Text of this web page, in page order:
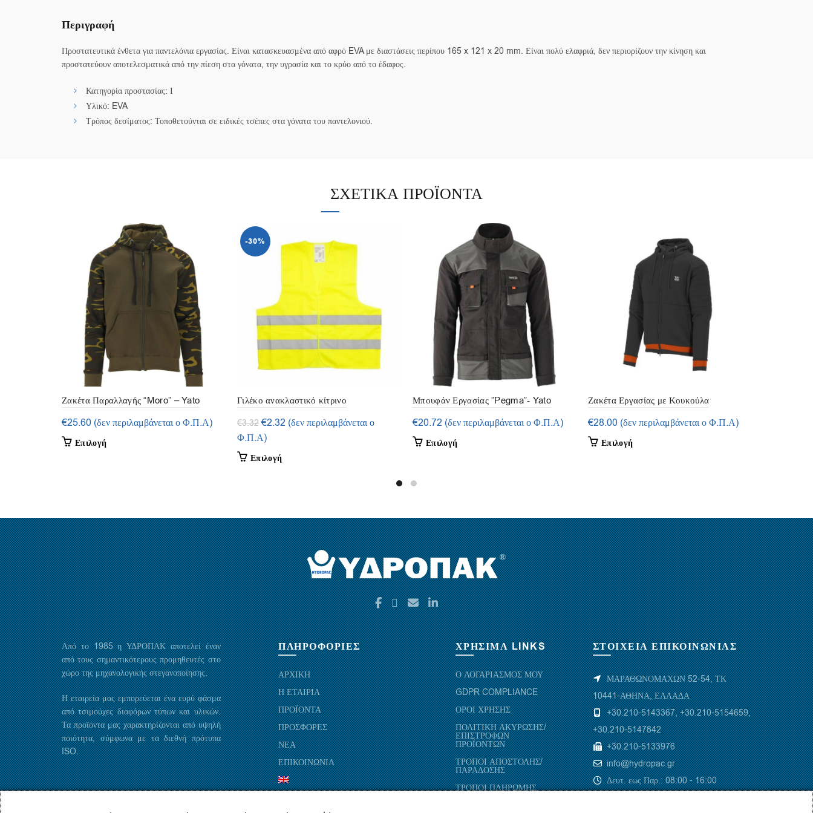
Περιγραφή
Προστατευτικά ένθετα για παντελόνια εργασίας. Είναι κατασκευασμένα από αφρό EVA με διαστάσεις περίπου 165 x 121 x 20 mm. Είναι πολύ ελαφριά, δεν περιορίζουν την κίνηση και
προστατεύουν αποτελεσματικά από την πίεση στα γόνατα, την υγρασία και το κρύο από το έδαφος.
Κατηγορία προστασίας: Ι
Υλικό: EVA
Τρόπος δεσίματος: Τοποθετούνται σε ειδικές τσέπες στα γόνατα του παντελονιού.
ΣΧΕΤΙΚΆ ΠΡΟΪΌΝΤΑ
Ζακέτα Παραλλαγής “Moro” – Yato
€25.60 (δεν περιλαμβάνεται ο Φ.Π.Α)
ΕπιλογήΑυτό
Οι
επιλογές
μπορούν
να
επιλεγούν
στη
σελίδα
του
προϊόντος
-30%
Γιλέκο ανακλαστικό κίτρινο
€3.32 Original
price
was:
€2.32 Η
(δεν περιλαμβάνεται ο
Φ.Π.Α)
ΕπιλογήΑυτό
παραλλαγές.
Οι
επιλογές
μπορούν
να
επιλεγούν
στη
σελίδα
του
προϊόντος
Μπουφάν Εργασίας ”Pegma”- Yato
€20.72 (δεν περιλαμβάνεται ο Φ.Π.Α)
ΕπιλογήΑυτό
Οι
επιλογές
μπορούν
να
επιλεγούν
στη
σελίδα
του
προϊόντος
Ζακέτα Εργασίας με Κουκούλα
“Rottweiler” – Yato
€28.00 (δεν περιλαμβάνεται ο Φ.Π.Α)
ΕπιλογήΑυτό
Οι
επιλογές
μπορούν
να
επιλεγούν
στη
σελίδα
του
προϊόντος
Από το 1985 η ΥΔΡΟΠΑΚ αποτελεί έναν
από τους σημαντικότερους προμηθευτές στο
χώρο της μηχανολογικής στεγανοποίησης.
Η εταιρεία μας εμπορεύεται ένα ευρύ φάσμα
από τσιμούχες διαφόρων τύπων και υλικών.
Τα προϊόντα μας χαρακτηρίζονται από υψηλή
ποιότητα, σύμφωνα με τα διεθνή πρότυπα
ISO.
ΠΛΗΡΟΦΟΡΙΕΣ
ΑΡΧΙΚΗ
Η ΕΤΑΙΡΙΑ
ΠΡΟΪΟΝΤΑ
ΠΡΟΣΦΟΡΕΣ
ΝΕΑ
ΕΠΙΚΟΙΝΩΝΙΑ
ΧΡΗΣΙΜΑ LINKS
Ο ΛΟΓΑΡΙΑΣΜΟΣ ΜΟΥ
GDPR COMPLIANCE
ΟΡΟΙ ΧΡΗΣΗΣ
ΠΟΛΙΤΙΚΗ ΑΚΥΡΩΣΗΣ/
ΕΠΙΣΤΡΟΦΩΝ
ΠΡΟΪΟΝΤΩΝ
ΤΡΟΠΟΙ ΑΠΟΣΤΟΛΗΣ/
ΠΑΡΑΔΟΣΗΣ
ΤΡΟΠΟΙ ΠΛΗΡΩΜΗΣ
ΣΤΟΙΧΕΙΑ ΕΠΙΚΟΙΝΩΝΙΑΣ
ΜΑΡΑΘΩΝΟΜΑΧΩΝ 52-54, ΤΚ
10441-ΑΘΗΝΑ, ΕΛΛΑΔΑ
+30.210-5143367,+30.210-5154659,
+30.210-5147842
+30.210-5133976
info@hydropac.gr
Δευτ. εως Παρ.: 08:00 - 16:00